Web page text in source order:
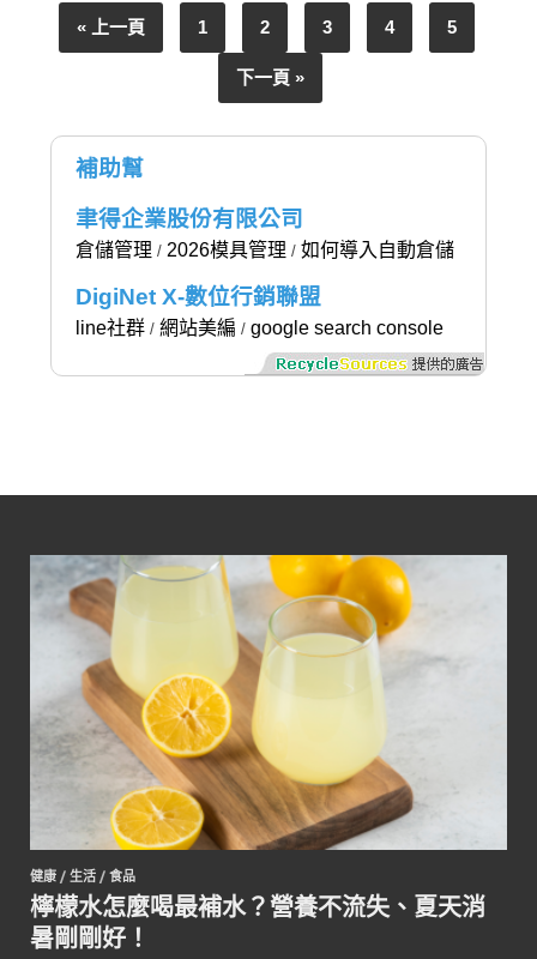
« 上一頁 1 2 3 4 5
下一頁 »
補助幫
聿得企業股份有限公司
倉儲管理 / 2026模具管理 / 如何導入自動倉儲
DigiNet X-數位行銷聯盟
line社群/ 網站美編 / google search console
健康 / 生活 / 食品
檸檬水怎麼喝最補水？營養不流失、夏天消
暑剛剛好！